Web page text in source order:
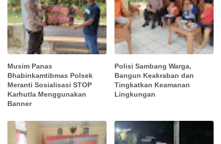
Musim Panas
Bhabinkamtibmas Polsek
Meranti Sosialisasi STOP
Karhutla Menggunakan
Banner
Polisi Sambang Warga,
Bangun Keakraban dan
Tingkatkan Keamanan
Lingkungan